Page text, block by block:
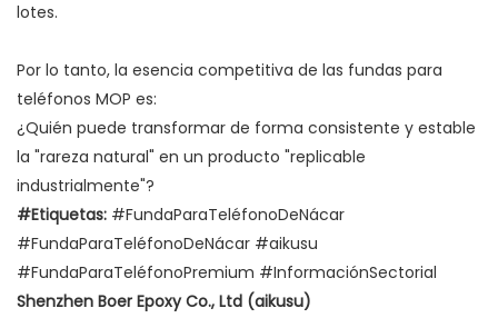
lotes.
Por lo tanto, la esencia competitiva de las fundas para
teléfonos MOP es:
¿Quién puede transformar de forma consistente y estable
la "rareza natural" en un producto "replicable
industrialmente"?
#Etiquetas: #FundaParaTeléfonoDeNácar
#FundaParaTeléfonoDeNácar #aikusu
#FundaParaTeléfonoPremium #InformaciónSectorial
Shenzhen Boer Epoxy Co., Ltd (aikusu)